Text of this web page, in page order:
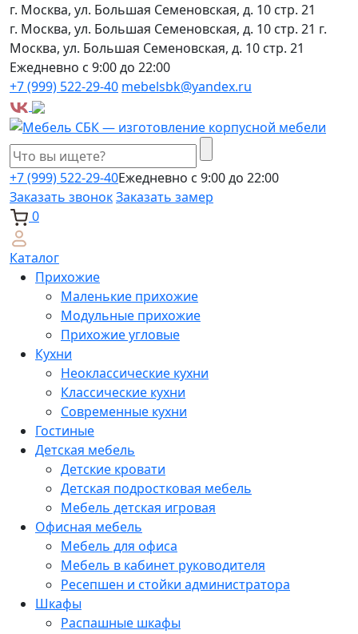
г. Москва, ул. Большая Семеновская, д. 10 стр. 21
г. Москва, ул. Большая Семеновская, д. 10 стр. 21 г.
Москва, ул. Большая Семеновская, д. 10 стр. 21
Ежедневно с 9:00 до 22:00
+7 (999) 522-29-40 mebelsbk@yandex.ru
+7 (999) 522-29-40Ежедневно с 9:00 до 22:00
Заказать звонокЗаказать замер
0
Каталог
Прихожие
Маленькие прихожие
Модульные прихожие
Прихожие угловые
Кухни
Неоклассические кухни
Классические кухни
Современные кухни
Гостиные
Детская мебель
Детские кровати
Детская подростковая мебель
Мебель детская игровая
Офисная мебель
Мебель для офиса
Мебель в кабинет руководителя
Ресепшен и стойки администратора
Шкафы
Распашные шкафы